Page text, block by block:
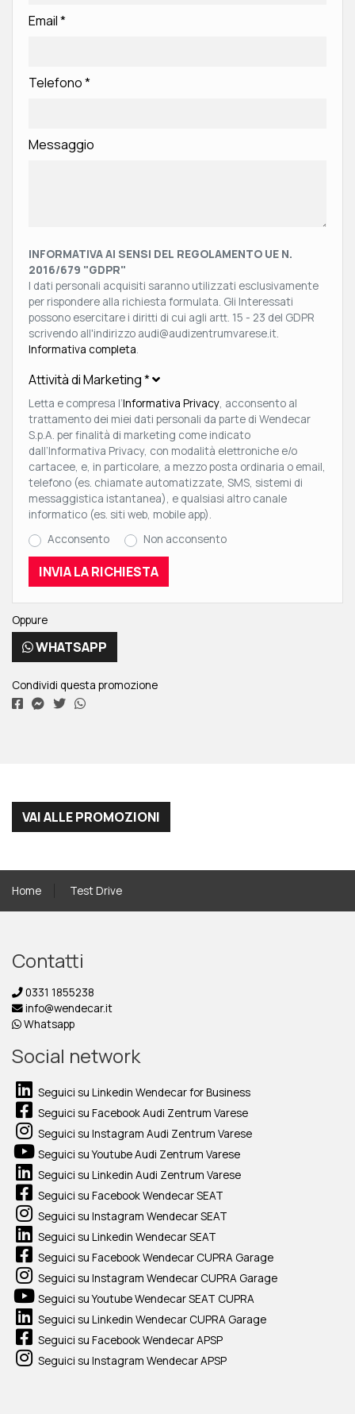
Email*
Telefono*
Messaggio
INFORMATIVA AI SENSI DEL REGOLAMENTO UE N.
2016/679 "GDPR"
I dati personali acquisiti saranno utilizzati esclusivamente
per rispondere alla richiesta formulata. Gli Interessati
possono esercitare i diritti di cui agli artt. 15 - 23 del GDPR
scrivendo all'indirizzo audi@audizentrumvarese.it.
Informativa completa.
Attività di Marketing*
Letta e compresa l’Informativa Privacy, acconsento al
trattamento dei miei dati personali da parte di Wendecar
S.p.A. per finalità di marketing come indicato
dall’Informativa Privacy, con modalità elettroniche e/o
cartacee, e, in particolare, a mezzo posta ordinaria o email,
telefono (es. chiamate automatizzate, SMS, sistemi di
messaggistica istantanea), e qualsiasi altro canale
informatico (es. siti web, mobile app).
Acconsento
Non acconsento
Oppure
WHATSAPP
Condividi questa promozione
VAI ALLE PROMOZIONI
Home Test Drive
Contatti
0331 1855238
info@wendecar.it
Whatsapp
Social network
Seguici su Linkedin Wendecar for Business
Seguici su Facebook Audi Zentrum Varese
Seguici su Instagram Audi Zentrum Varese
Seguici su Youtube Audi Zentrum Varese
Seguici su Linkedin Audi Zentrum Varese
Seguici su Facebook Wendecar SEAT
Seguici su Instagram Wendecar SEAT
Seguici su Linkedin Wendecar SEAT
Seguici su Facebook Wendecar CUPRA Garage
Seguici su Instagram Wendecar CUPRA Garage
Seguici su Youtube Wendecar SEAT CUPRA
Seguici su Linkedin Wendecar CUPRA Garage
Seguici su Facebook Wendecar APSP
Seguici su Instagram Wendecar APSP